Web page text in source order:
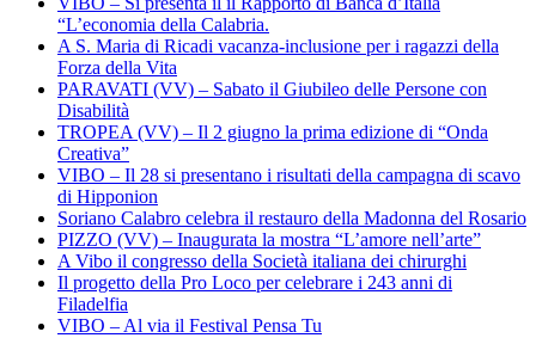
“L’economia della Calabria.
A S. Maria di Ricadi vacanza-inclusione per i ragazzi della
Forza della Vita
PARAVATI (VV) – Sabato il Giubileo delle Persone con
Disabilità
TROPEA (VV) – Il 2 giugno la prima edizione di “Onda
Creativa”
VIBO – Il 28 si presentano i risultati della campagna di scavo
di Hipponion
Soriano Calabro celebra il restauro della Madonna del Rosario
PIZZO (VV) – Inaugurata la mostra “L’amore nell’arte”
A Vibo il congresso della Società italiana dei chirurghi
Il progetto della Pro Loco per celebrare i 243 anni di
Filadelfia
VIBO – Al via il Festival Pensa Tu